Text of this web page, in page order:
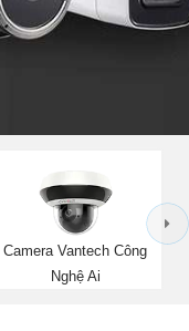
Camera Vantech Công
Nghệ Ai